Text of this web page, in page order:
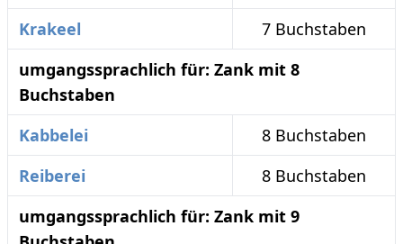
Krakeel
7 Buchstaben
umgangssprachlich für: Zank mit 8
Buchstaben
Kabbelei
8 Buchstaben
Reiberei
8 Buchstaben
umgangssprachlich für: Zank mit 9